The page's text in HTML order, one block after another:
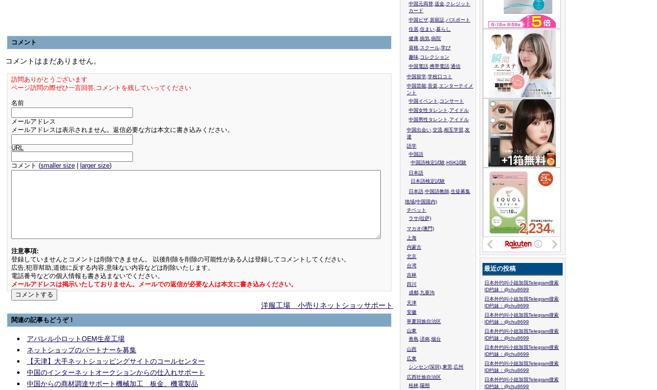
コメント
コメントはまだありません。
訪問ありがとうございます
ページ訪問の際ぜひ一言回答,コメントを残していってください
名前
メールアドレス
メールアドレスは表示されません。返信必要な方は本文に書き込みください。
URL
コメント (smaller size larger size)
注意事項:
登録していませんとコメントは削除できません。 以後削除を削除の可能性がある人は登録してコメントしてください。
広告,犯罪幇助,道徳に反する内容,意味ない内容などは削除いたします。
電話番号などの個人情報も書き込まないでください。
メールアドレスは掲示いたしておりません。メールでの返信が必要な人は本文に書き込みください。
洋服工場 小売りネットショッサポート
関連の記事もどうぞ！
アバレル小ロットOEM生産工場
ネットショップのパートナーを募集
【天津】大手ネットショッピングサイトのコールセンター
中国のインターネットオークションからの仕入れサポート
中国からの商材調達サポート機械加工 板金、機電製品
中国元両替,送金,クレジット
カード
中国ビザ,居留証,パスポート
住居,住まい,暮らし
健康,病気,病院
資格,スクール,学び
趣味,コレクション
中国電話,携帯電話,通信
中国留学,学校口コミ
中国芸能,音楽,エンターテイメ
ント
中国イベント,コンサート
中国女性タレント,アイドル
中国男性タレント,アイドル
中国出会い,交流,相互学習,友
達
語学
中国語
中国語検定試験,HSK試験
日本語
日本語検定試験
日本語,中国語教師,生徒募集
地域(中国国内)
チベット
ラサ(拉萨)
マカオ(澳門)
上海
内蒙古
北京
台湾
吉林
四川
成都,九寨沟
天津
安徽
寧夏回族自治区
山東
青島,済南,烟台
山西
広東
シンセン(深圳),東莞,広州
広西壮族自治区
桂林,陽朔
最近の投稿
日本外约叫小姐加我Telegram搜索
ID约妹：@chu8699
日本外约叫小姐加我Telegram搜索
ID约妹：@chu8699
日本外约叫小姐加我Telegram搜索
ID约妹：@chu8699
日本外约叫小姐加我Telegram搜索
ID约妹：@chu8699
日本外约叫小姐加我Telegram搜索
ID约妹：@chu8699
日本外约叫小姐加我Telegram搜索
ID约妹：@chu8699
日本外约叫小姐加我Telegram搜索
ID约妹：@chu8699